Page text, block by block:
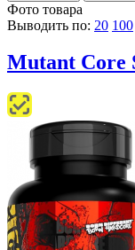
Фото товара
Выводить по: 20 100
Mutant Core